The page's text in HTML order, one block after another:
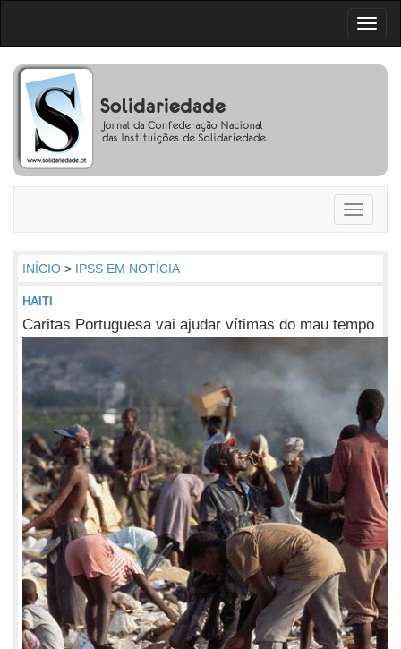
Toggle
INÍCIO > IPSS EM NOTÍCIA
HAITI
Caritas Portuguesa vai ajudar vítimas do mau tempo